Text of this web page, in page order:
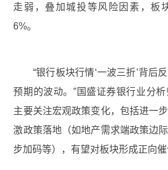
走弱，叠加城投等风险因素，板
6%。
“银行板块行情‘一波三折’背后
预期的波动。”国盛证券银行业分
主要关注宏观政策变化，包括进一
激政策落地（如地产需求端政策边
步加码等），有望对板块形成正向催